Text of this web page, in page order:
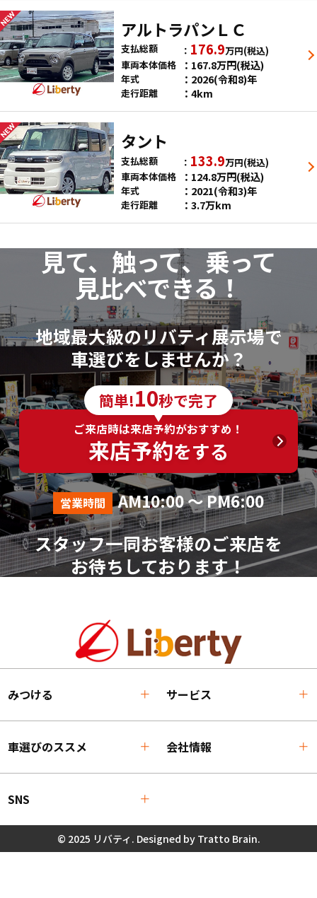
アルトラパンＬＣ
支払総額 176.9万円(税込)
車両本体価格
167.8万円(税込)
年式 2026(令和8)年
走行距離 4km
タント
支払総額 133.9万円(税込)
車両本体価格
124.8万円(税込)
年式 2021(令和3)年
走行距離 3.7万km
見て、触って、乗って
見比べできる！
地域最大級のリバティ展示場で
車選びをしませんか？
簡単!10秒で完了
ご来店時は来店予約がおすすめ！
来店予約をする
営業時間 AM10:00 ～ PM6:00
スタッフ一同お客様のご来店を
お待ちしております！
みつける サービス
車選びのススメ 会社情報
SNS
© 2025 リバティ. Designed by Tratto Brain.